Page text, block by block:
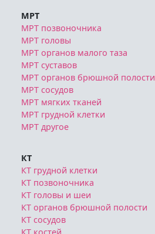
МРТ
МРТ позвоночника
МРТ головы
МРТ органов малого таза
МРТ суставов
МРТ органов брюшной полости
МРТ сосудов
МРТ мягких тканей
МРТ грудной клетки
МРТ другое
КТ
КТ грудной клетки
КТ позвоночника
КТ головы и шеи
КТ органов брюшной полости
КТ сосудов